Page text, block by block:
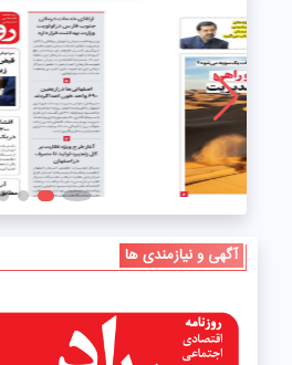
آگهی و نیازمندی ها